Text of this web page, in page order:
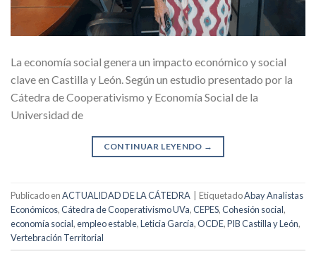
La economía social genera un impacto económico y social
clave en Castilla y León. Según un estudio presentado por la
Cátedra de Cooperativismo y Economía Social de la
Universidad de
CONTINUAR LEYENDO →
Publicado enACTUALIDAD DE LA CÁTEDRA EtiquetadoAbay Analistas
Económicos,Cátedra de Cooperativismo UVa,CEPES,Cohesión social,
economía social,empleo estable,Leticia García,OCDE,PIB Castilla y León,
Vertebración Territorial